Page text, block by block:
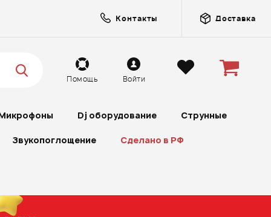
Контакты Доставка
Помощь Войти
Dj оборудование Струнные
Звукопоглощение Сделано в РФ